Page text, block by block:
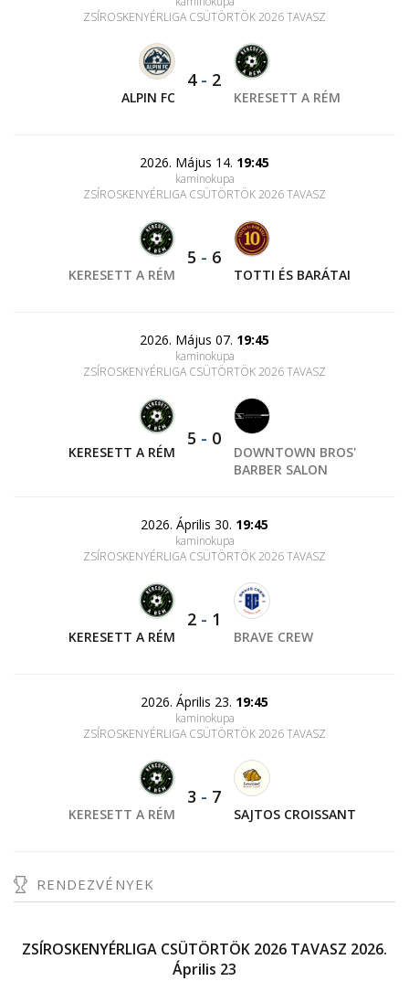
ZSÍROSKENYÉRLIGA CSÜTÖRTÖK 2026 TAVASZ
ALPIN FC
4- 2
KERESETT A RÉM
2026. Május 14. 19:45
kaminokupa
ZSÍROSKENYÉRLIGA CSÜTÖRTÖK 2026 TAVASZ
KERESETT A RÉM
5 - 6
TOTTI ÉS BARÁTAI
2026. Május 07. 19:45
kaminokupa
ZSÍROSKENYÉRLIGA CSÜTÖRTÖK 2026 TAVASZ
KERESETT A RÉM
5 - 0
DOWNTOWN BROS'
BARBER SALON
2026. Április 30. 19:45
kaminokupa
ZSÍROSKENYÉRLIGA CSÜTÖRTÖK 2026 TAVASZ
KERESETT A RÉM
2 - 1
BRAVE CREW
2026. Április 23. 19:45
kaminokupa
ZSÍROSKENYÉRLIGA CSÜTÖRTÖK 2026 TAVASZ
KERESETT A RÉM
3 - 7
SAJTOS CROISSANT
RENDEZVÉNYEK
ZSÍROSKENYÉRLIGA CSÜTÖRTÖK 2026 TAVASZ 2026.
Április 23